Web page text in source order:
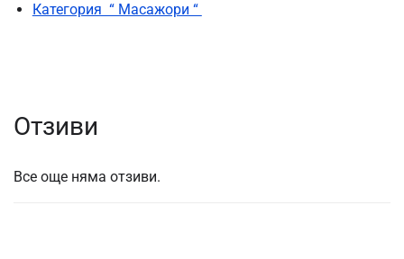
Категория “ Масажори “
Отзиви
Все още няма отзиви.